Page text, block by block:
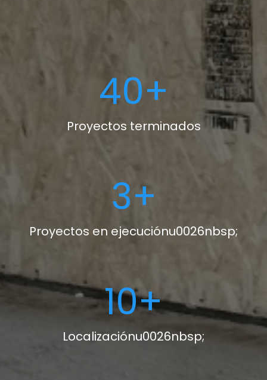
40+
Proyectos terminados
3+
Proyectos en ejecuciónu0026nbsp;
10+
Localizaciónu0026nbsp;